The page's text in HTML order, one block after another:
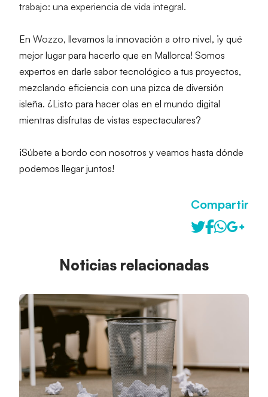
trabajo: una experiencia de vida integral.
En Wozzo, llevamos la innovación a otro nivel, ¡y qué
mejor lugar para hacerlo que en Mallorca! Somos
expertos en darle sabor tecnológico a tus proyectos,
mezclando eficiencia con una pizca de diversión
isleña. ¿Listo para hacer olas en el mundo digital
mientras disfrutas de vistas espectaculares?
¡Súbete a bordo con nosotros y veamos hasta dónde
podemos llegar juntos!
Compartir
Noticias relacionadas